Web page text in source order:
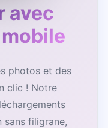
avec
photos et des
clic ! Notre
sans filigrane,